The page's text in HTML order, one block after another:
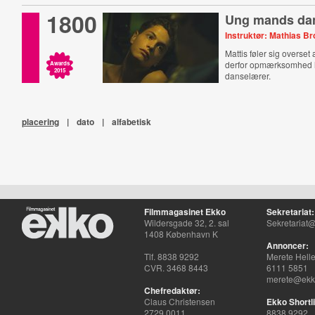
1800
Awards
2015
Ung mands
Instruktør: Mathias
Mattis føler sig overset
derfor opmærksomhed
danselærer.
placering | dato | alfabetisk
Filmmagasinet Ekko
Wildersgade 32, 2. sal
1408 København K
Tlf. 8838 9292
CVR. 3468 8443
Chefredaktør:
Claus Christensen
2729 0011
Sekretariat:
Annoncer:
Merete
6111 5851
Ekko
8838 9292